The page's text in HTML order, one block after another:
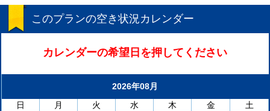
このプランの空き状況カレンダー
カレンダーの希望日を押してください
2026年08月
日
月 火 水 木 金
土